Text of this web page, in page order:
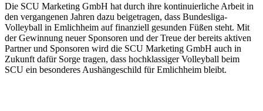
Die SCU Marketing GmbH hat durch ihre kontinuierliche Arbeit in
den vergangenen Jahren dazu beigetragen, dass Bundesliga-
Volleyball in Emlichheim auf finanziell gesunden Füßen steht. Mit
der Gewinnung neuer Sponsoren und der Treue der bereits aktiven
Partner und Sponsoren wird die SCU Marketing GmbH auch in
Zukunft dafür Sorge tragen, dass hochklassiger Volleyball beim
SCU ein besonderes Aushängeschild für Emlichheim bleibt.